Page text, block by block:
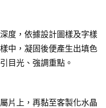
度，依據設計圖樣及字樣
中，凝固後便產生出填色
目光、強調重點。
片上，再黏至客製化水晶